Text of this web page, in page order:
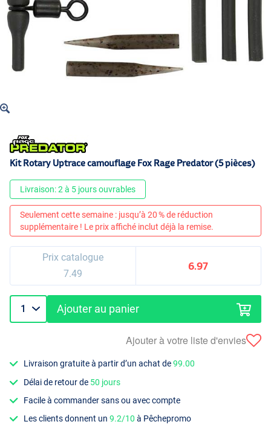
Kit Rotary Uptrace camouflage Fox Rage Predator (5 pièces)
Livraison: 2 à 5 jours ouvrables
Seulement cette semaine : jusqu’à 20 % de réduction
supplémentaire ! Le prix affiché inclut déjà la remise.
Prix catalogue
7.49
6.97
Ajouter au panier
Ajouter à votre liste d'envies
Livraison gratuite à partir d’un achat de99.00
Délai de retour de 50 jours
Facile à commander sans ou avec compte
Les clients donnent un9.2/10 à Pêchepromo